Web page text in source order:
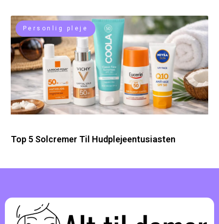
Personlig pleje
Top 5 Solcremer Til Hudplejeentusiasten